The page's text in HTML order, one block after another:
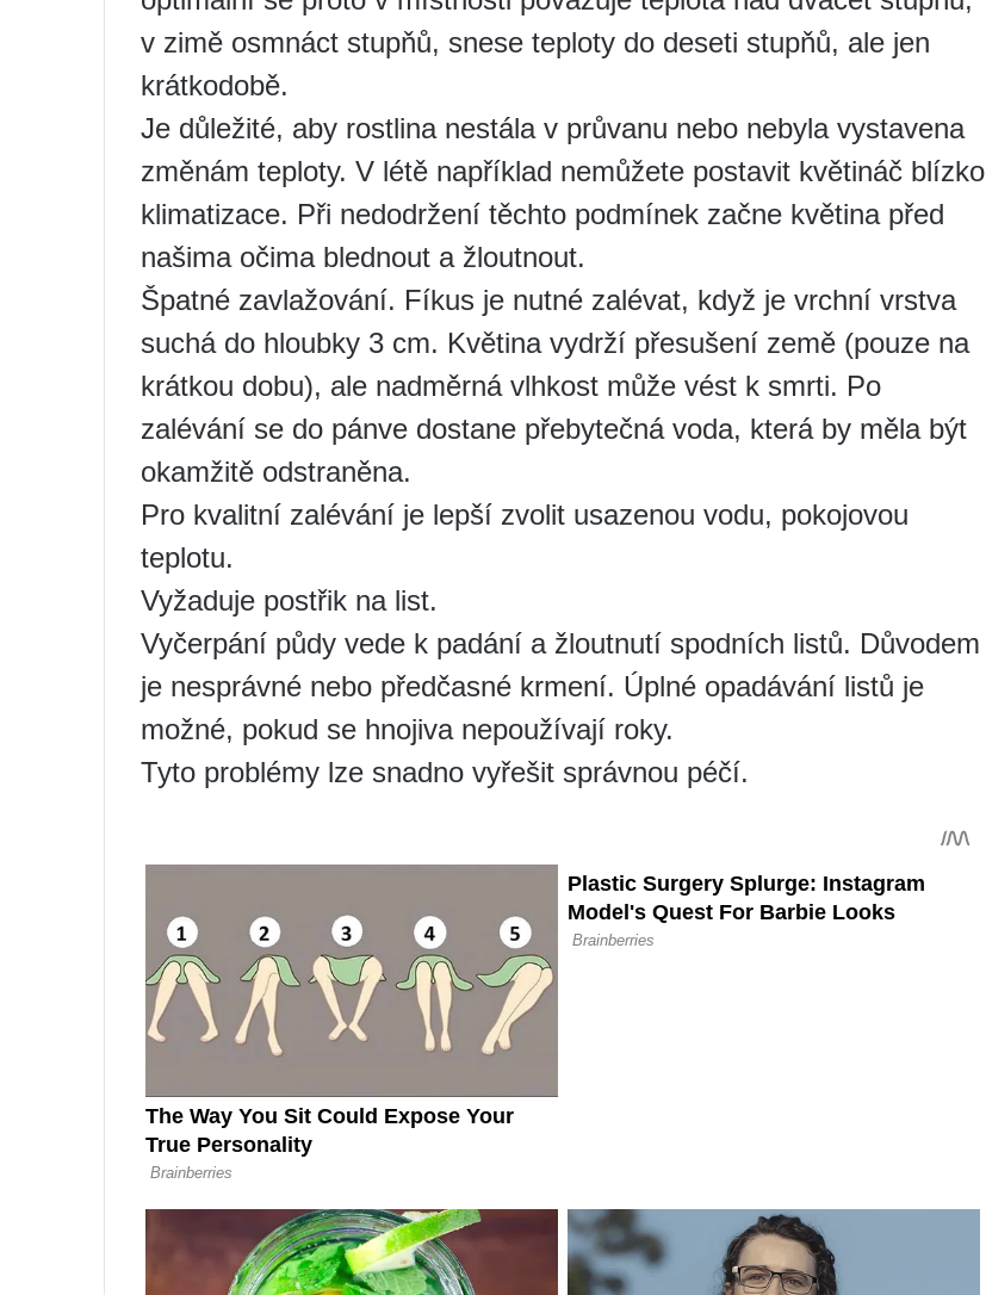
v zimě osmnáct stupňů, snese teploty do deseti stupňů, ale jen
krátkodobě.
Je důležité, aby rostlina nestála v průvanu nebo nebyla vystavena
změnám teploty. V létě například nemůžete postavit květináč blízko
klimatizace. Při nedodržení těchto podmínek začne květina před
našima očima blednout a žloutnout.
Špatné zavlažování. Fíkus je nutné zalévat, když je vrchní vrstva
suchá do hloubky 3 cm. Květina vydrží přesušení země (pouze na
krátkou dobu), ale nadměrná vlhkost může vést k smrti. Po
zalévání se do pánve dostane přebytečná voda, která by měla být
okamžitě odstraněna.
Pro kvalitní zalévání je lepší zvolit usazenou vodu, pokojovou
teplotu.
Vyžaduje postřik na list.
Vyčerpání půdy vede k padání a žloutnutí spodních listů. Důvodem
je nesprávné nebo předčasné krmení. Úplné opadávání listů je
možné, pokud se hnojiva nepoužívají roky.
Tyto problémy lze snadno vyřešit správnou péčí.